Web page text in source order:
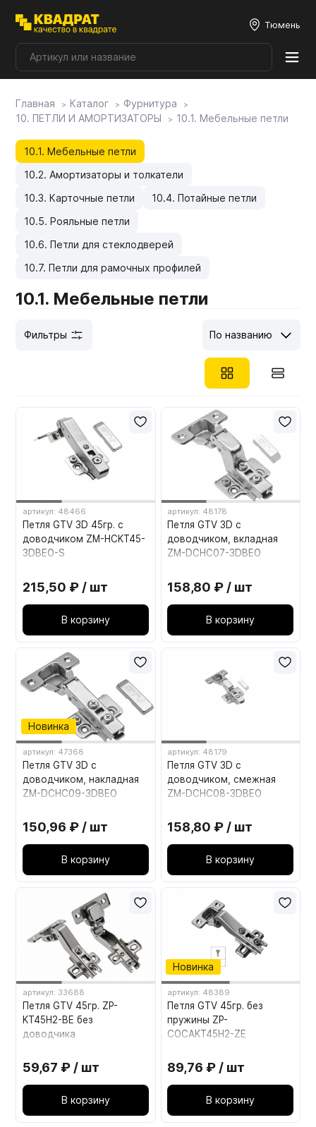
Тюмень
Плитные материалы
Фурнитура
Столешницы
Мой ЭГГЕР
Фасады
Мебельные образцы, каталоги
Главная Каталог
Фурнитура
10. ПЕТЛИ И АМОРТИЗАТОРЫ
10.1. Мебельные петли
10.1. Мебельные петли
10.2. Амортизаторы и толкатели
10.3. Карточные петли
10.4. Потайные петли
10.5. Рояльные петли
10.6. Петли для стеклодверей
10.7. Петли для рамочных профилей
10.1. Мебельные петли
По названию
Фильтры
артикул: 48466
Петля GTV 3D 45гр. с
доводчиком ZM-HCKT45-
3DBEO-S
215,50 ₽ / шт
В корзину
артикул: 48178
Петля GTV 3D с
доводчиком, вкладная
ZM-DCHC07-3DBEO
158,80 ₽ / шт
В корзину
Новинка
артикул: 47368
Петля GTV 3D с
доводчиком, накладная
ZM-DCHC09-3DBEO
150,96 ₽ / шт
В корзину
артикул: 48179
Петля GTV 3D с
доводчиком, смежная
ZM-DCHC08-3DBEO
158,80 ₽ / шт
В корзину
артикул: 33688
Петля GTV 45гр. ZP-
KT45H2-BE без
доводчика
59,67 ₽ / шт
В корзину
Новинка
артикул: 48389
Петля GTV 45гр. без
пружины ZP-
COCAKT45H2-ZE
89,76 ₽ / шт
В корзину